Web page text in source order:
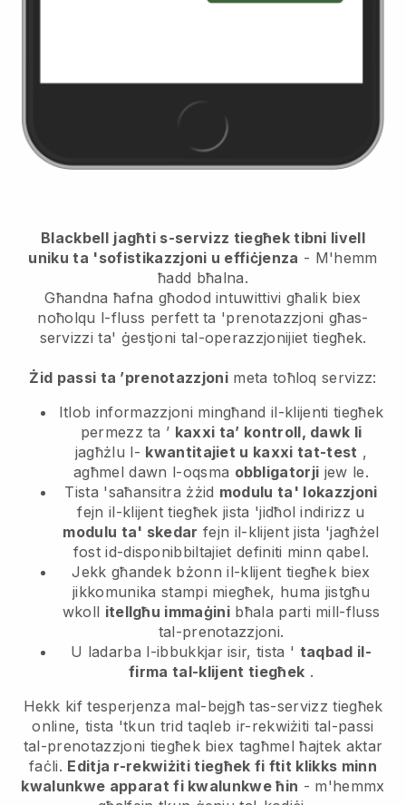
Blackbell jagħti s-servizz tiegħek tibni livell
uniku ta 'sofistikazzjoni u effiċjenza - M'hemm
ħadd bħalna.
Għandna ħafna għodod intuwittivi għalik biex
noħolqu l-fluss perfett ta 'prenotazzjoni għas-
servizzi ta' ġestjoni tal-operazzjonijiet tiegħek.
Żid passi ta ’prenotazzjonimeta toħloq servizz:
Itlob informazzjoni mingħand il-klijenti tiegħek
permezz ta ’ kaxxi ta’ kontroll, dawk li
jagħżlu l- kwantitajiet u kaxxi tat-test ,
agħmel dawn l-oqsma obbligatorji jew le.
Tista 'saħansitra żżid modulu ta' lokazzjoni
fejn il-klijent tiegħek jista 'jidħol indirizz u
modulu ta' skedar fejn il-klijent jista 'jagħżel
fost id-disponibbiltajiet definiti minn qabel.
Jekk għandek bżonn il-klijent tiegħek biex
jikkomunika stampi miegħek, huma jistgħu
wkoll itellgħu immaġini bħala parti mill-fluss
tal-prenotazzjoni.
U ladarba l-ibbukkjar isir, tista ' taqbad il-
firma tal-klijent tiegħek .
Hekk kif tesperjenza mal-bejgħ tas-servizz tiegħek
online, tista 'tkun trid taqleb ir-rekwiżiti tal-passi
tal-prenotazzjoni tiegħek biex tagħmel ħajtek aktar
faċli. Editja r-rekwiżiti tiegħek fi ftit klikks minn
kwalunkwe apparat fi kwalunkwe ħin - m'hemmx